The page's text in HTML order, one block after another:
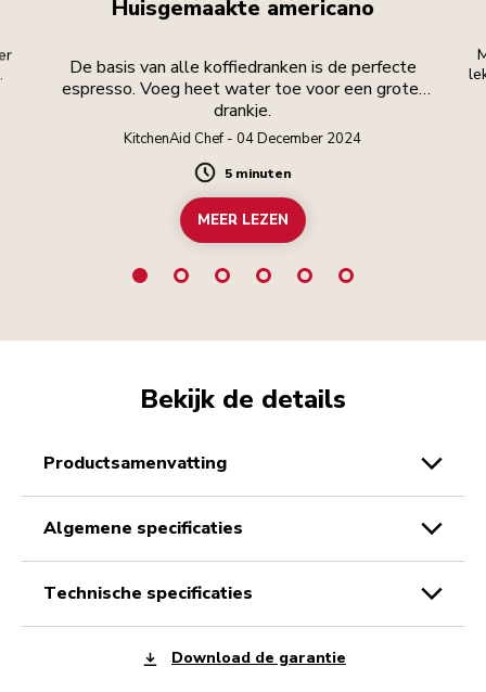
Huisgemaakte americano
De basis van alle koffiedranken is de perfecte
espresso. Voeg heet water toe voor een groter
drankje.
KitchenAid Chef - 04 December 2024
Duration
5 minuten
MEER LEZEN
Bekijk de details
productsamenvatting
algemene specificaties
technische specificaties
Download de garantie